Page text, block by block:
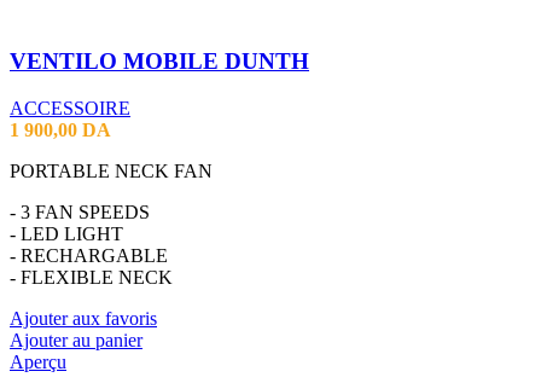
VENTILO MOBILE DUNTH
ACCESSOIRE
1 900,00 DA
PORTABLE NECK FAN
- 3 FAN SPEEDS
- LED LIGHT
- RECHARGABLE
- FLEXIBLE NECK
Ajouter aux favoris
Ajouter au panier
Aperçu